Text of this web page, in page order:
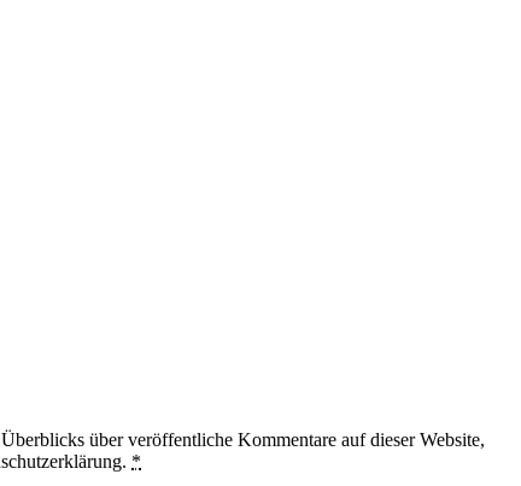
über veröffentliche Kommentare auf dieser Website,
*